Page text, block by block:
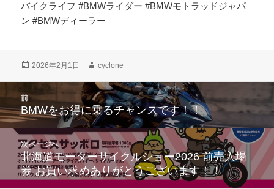
バイクライフ #BMWライダー #BMWモトラッドジャパ
ン #BMWディーラー
投
日:
2026年2月1日
作
者
cyclone
ナ
前
前
の
投
稿:
BMWをお得に乗るチャンスです！！
次ページへ
次
の
北海道モーターサイクルショー2026 前売入場
券 お買い求めありがとうございます！！